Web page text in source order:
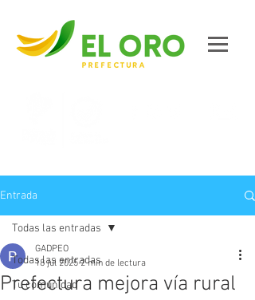
Entrada
Todas las entradas
Tu comunidad
Todas las entradas
Prefectura mejora vía rural
GADPEO
18 jul 2025 2 min de lectura